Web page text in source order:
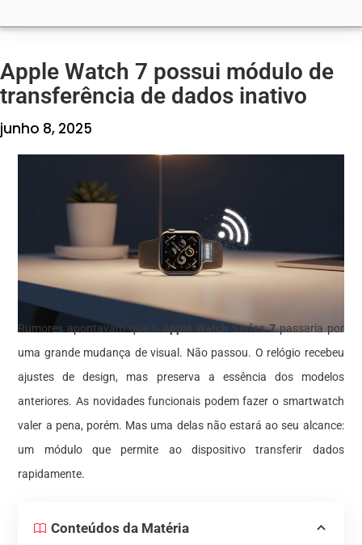
Apple Watch 7 possui módulo de
transferência de dados inativo
junho 8, 2025
Rumores apontavam que o Apple Watch Series 7passaria por
uma grande mudança de visual. Não passou. O relógio recebeu
ajustes de design, mas preserva a essência dos modelos
anteriores. As novidades funcionais podem fazer o smartwatch
valer a pena, porém. Mas uma delas não estará ao seu alcance:
um módulo que permite ao dispositivo transferir dados
rapidamente.
Conteúdos da Matéria